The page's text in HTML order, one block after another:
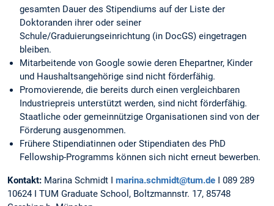
gesamten Dauer des Stipendiums auf der Liste der
Doktoranden ihrer oder seiner
Schule/Graduierungseinrichtung (in DocGS) eingetragen
bleiben.
Mitarbeitende von Google sowie deren Ehepartner, Kinder
und Haushaltsangehörige sind nicht förderfähig.
Promovierende, die bereits durch einen vergleichbaren
Industriepreis unterstützt werden, sind nicht förderfähig.
Staatliche oder gemeinnützige Organisationen sind von der
Förderung ausgenommen.
Frühere Stipendiatinnen oder Stipendiaten des PhD
Fellowship-Programms können sich nicht erneut bewerben.
Kontakt: Marina Schmidt I marina.schmidt@tum.de I 089 289
10624 I TUM Graduate School, Boltzmannstr. 17, 85748